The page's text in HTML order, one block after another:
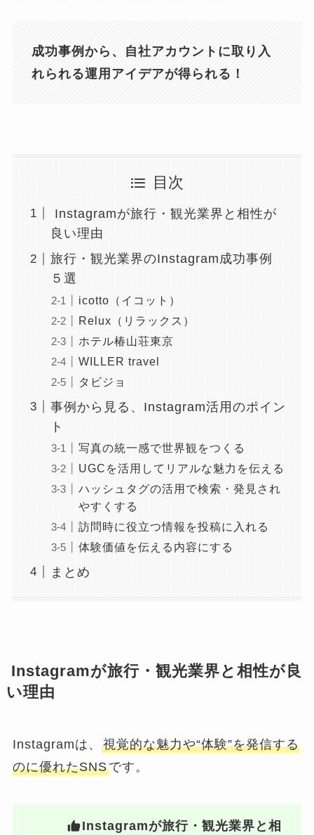
成功事例から、自社アカウントに取り入
れられる運用アイデアが得られる！
目次
Instagramが旅行・観光業界と相性が
良い理由
旅行・観光業界のInstagram成功事例
５選
icotto（イコット）
Relux（リラックス）
ホテル椿山荘東京
WILLER travel
タビジョ
事例から見る、Instagram活用のポイン
ト
写真の統一感で世界観をつくる
UGCを活用してリアルな魅力を伝える
ハッシュタグの活用で検索・発見され
やすくする
訪問時に役立つ情報を投稿に入れる
体験価値を伝える内容にする
まとめ
Instagramが旅行・観光業界と相性が良
い理由
Instagramは、 視覚的な魅力や“体験”を発信する
のに優れたSNSです。
Instagramが旅行・観光業界と相